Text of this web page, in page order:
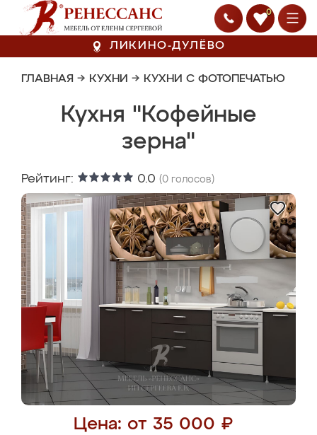
0
ЛИКИНО-ДУЛЁВО
ГЛАВНАЯ → КУХНИ → КУХНИ С ФОТОПЕЧАТЬЮ
Кухня "Кофейные
зерна"
Рейтинг: 0.0 (0 голосов)
Цена: от 35 000 ₽